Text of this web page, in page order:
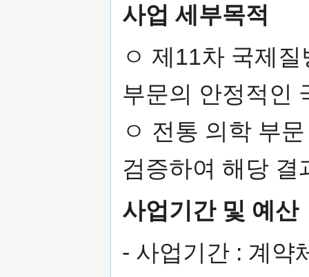
사업 세부목적
ㅇ 제11차 국제
부문의 안정적인
ㅇ 전통 의학 부
검증하여 해당 결
사업기간 및 예산
- 사업기간 : 계약